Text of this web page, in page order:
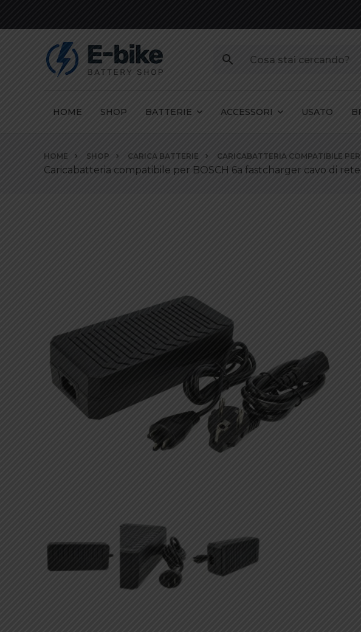
contenuti
HOME SHOP BATTERIE ACCESSORI USATO
HOME SHOP CARICA BATTERIE CARICABATTERIA COMPATIBILE
Caricabatteria compatibile per BOSCH 6a fastcharger cavo di rete